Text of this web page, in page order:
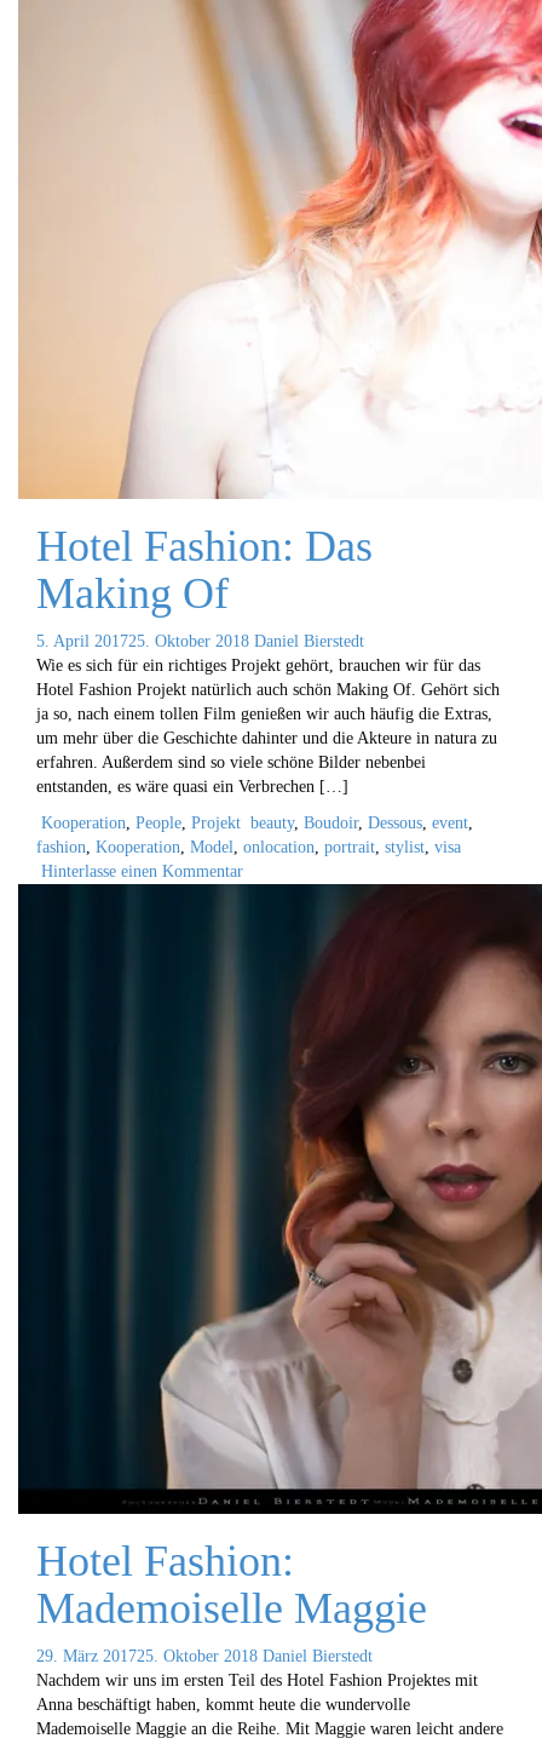
Hotel Fashion: Das
Making Of
5. April 201725. Oktober 2018 Daniel Bierstedt
Wie es sich für ein richtiges Projekt gehört, brauchen wir für das
Hotel Fashion Projekt natürlich auch schön Making Of. Gehört sich
ja so, nach einem tollen Film genießen wir auch häufig die Extras,
um mehr über die Geschichte dahinter und die Akteure in natura zu
erfahren. Außerdem sind so viele schöne Bilder nebenbei
entstanden, es wäre quasi ein Verbrechen […]
Kooperation People Projekt beauty, Boudoir, Dessous event
fashion Kooperation Model onlocation portrait stylist visa
Hinterlasse einen Kommentar
Hotel Fashion:
Mademoiselle Maggie
29. März 201725. Oktober 2018 Daniel Bierstedt
Nachdem wir uns im ersten Teil des Hotel Fashion Projektes mit
Anna beschäftigt haben, kommt heute die wundervolle
Mademoiselle Maggie an die Reihe. Mit Maggie waren leicht andere